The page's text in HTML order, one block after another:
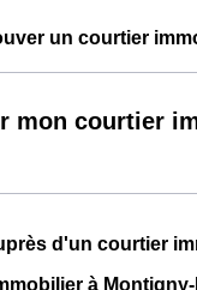
un courtier
mon courtier
d'un courtier
à